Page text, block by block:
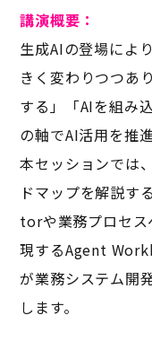
講演概要 ：
生成AIの登場によ
きく変わりつつあ
する」「AIを組み
の軸でAI活用を推
本セッションでは
ドマップを解説す
torや業務プロセス
現するAgent
が業務システム開
します。